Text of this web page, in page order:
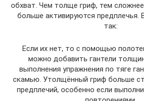
обхват. Чем толще гриф, тем
больше активируются предплечья.
так:
Если их нет, то с помощью
можно добавить гантели
выполнения упражнения по тяге
скамью. Утолщённый гриф больше
предплечий, особенно если